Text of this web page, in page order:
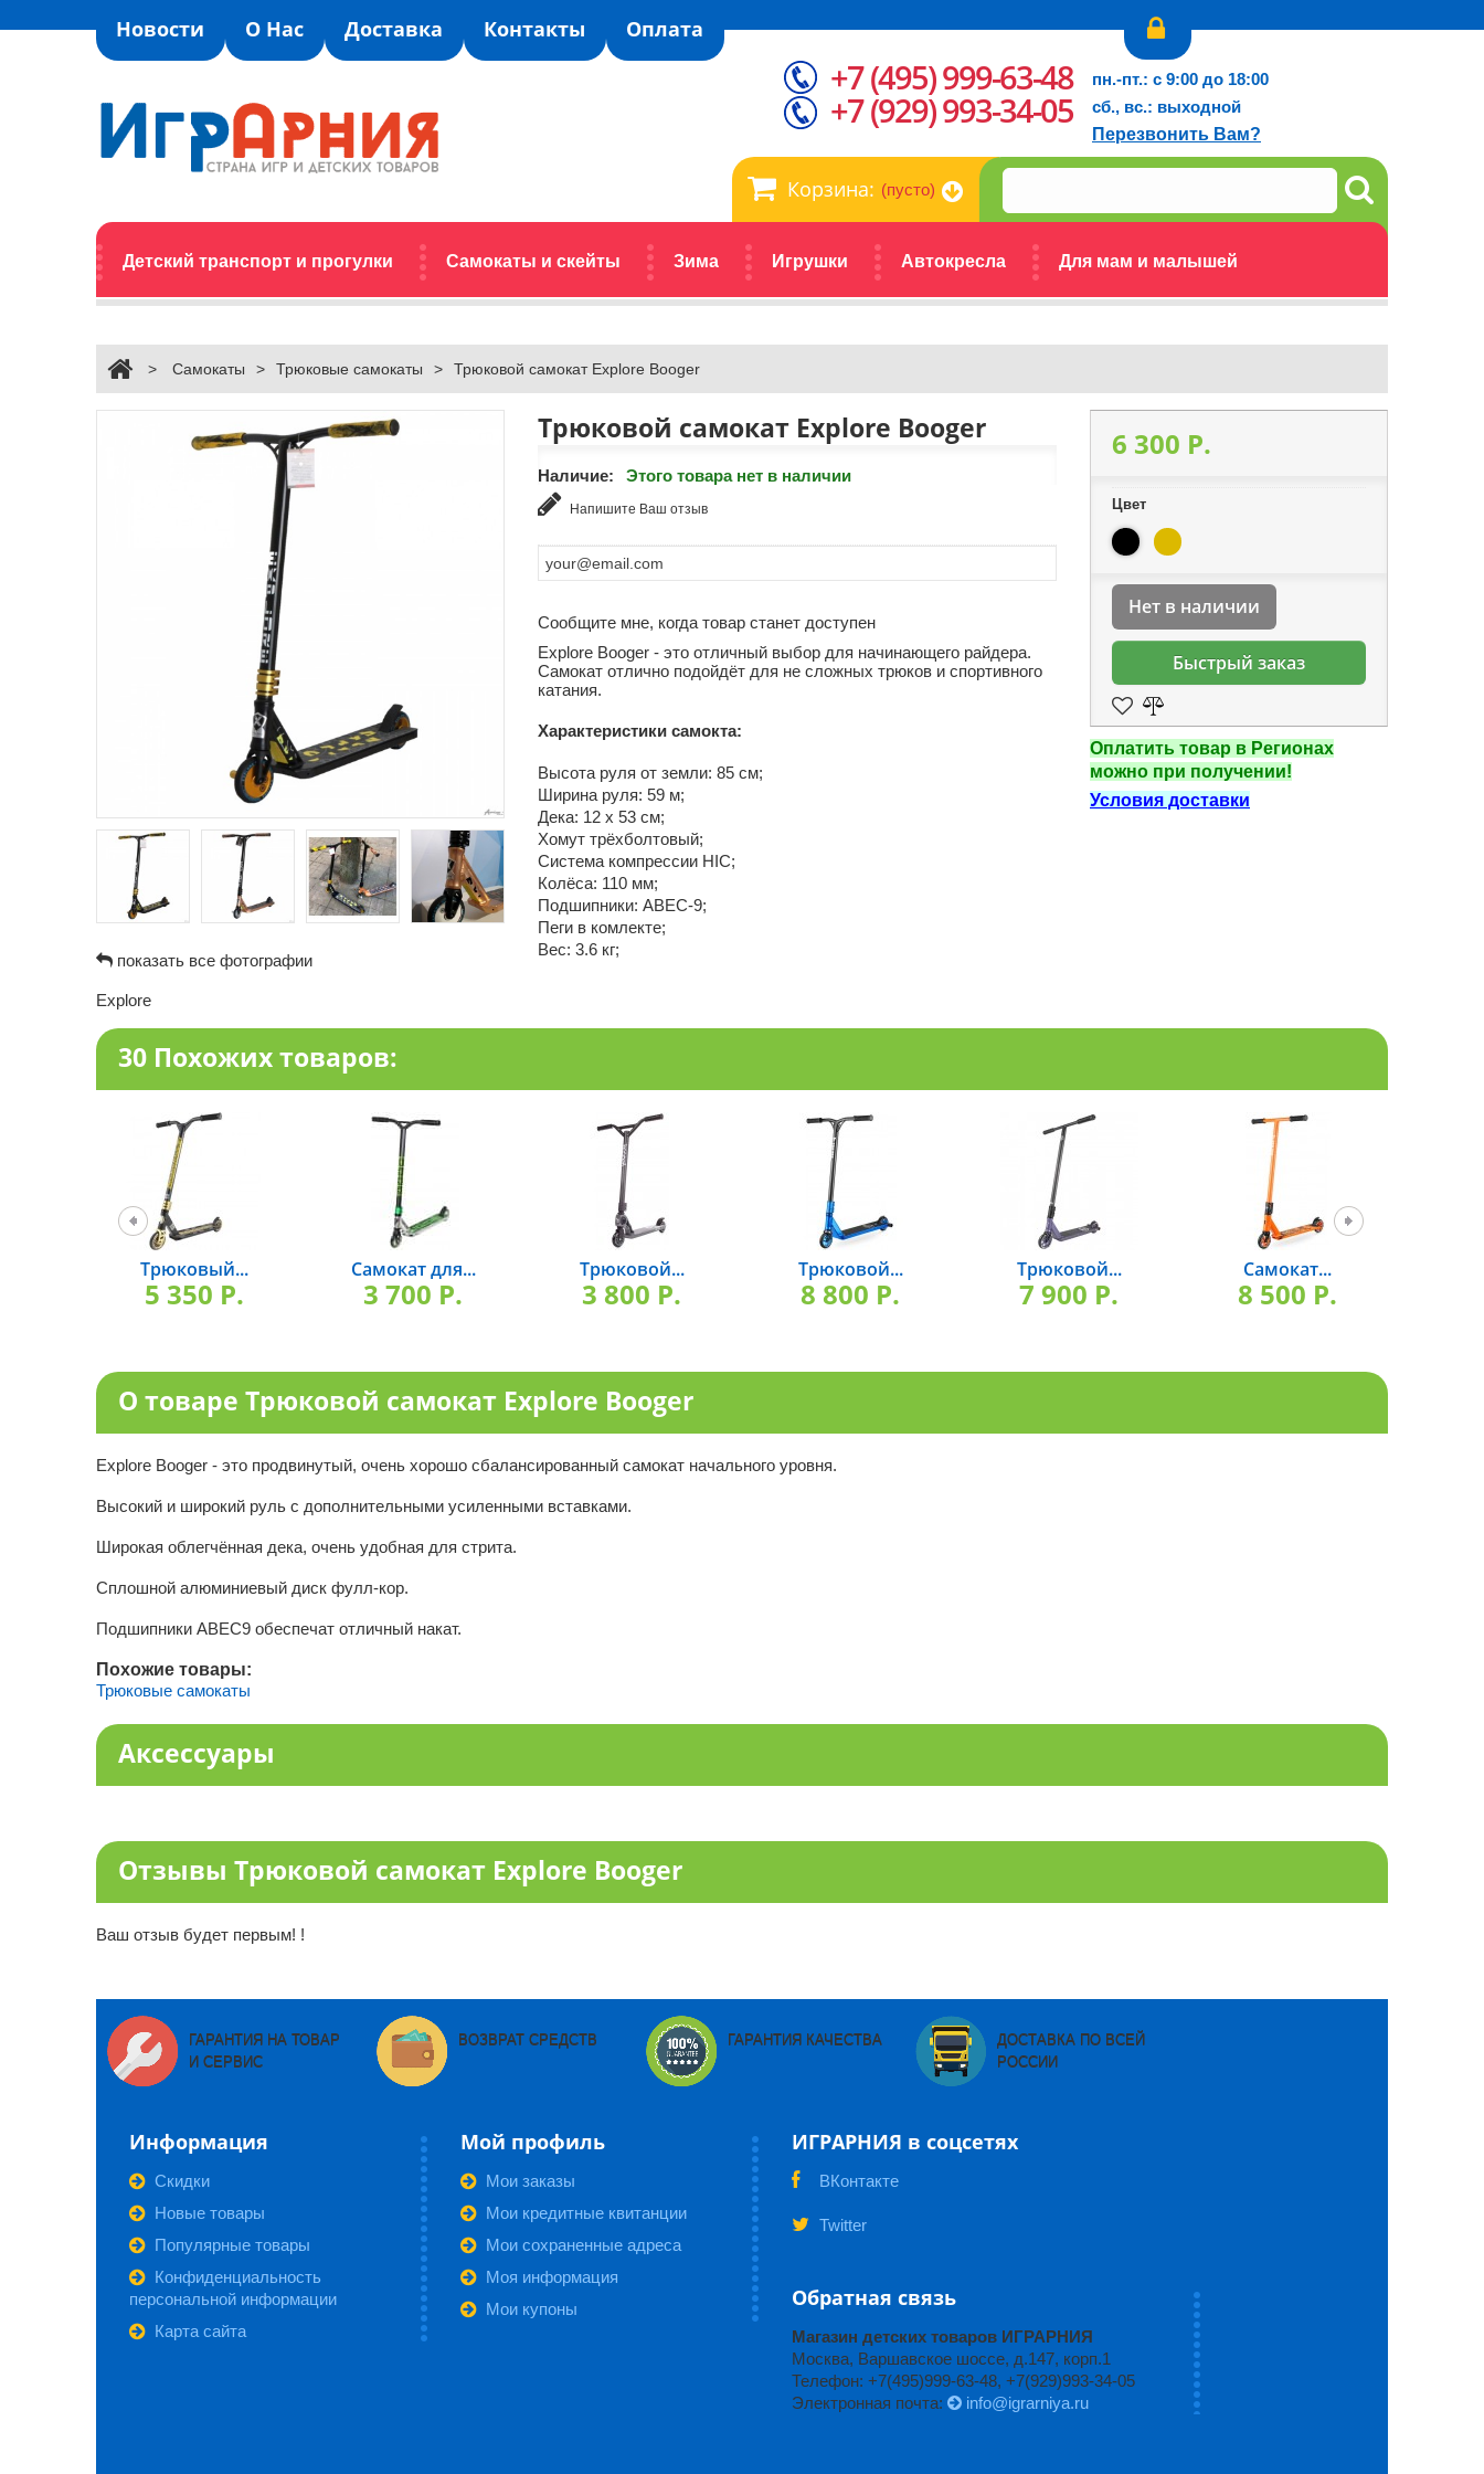
Новости О Нас Доставка Контакты Оплата
Корзина: (пусто)
Детский транспорт и прогулки Самокаты и скейты Зима Игрушки Автокресла Для мам и малышей
+7 (495) 999-63-48
+7 (929) 993-34-05
пн.-пт.: с 9:00 до 18:00
сб., вс.: выходной
Перезвонить Вам?
> Самокаты > Трюковые самокаты > Трюковой самокат Explore Booger
показать все фотографии
Explore
Трюковой самокат Explore Booger
Наличие: Этого товара нет в наличии
Напишите Ваш отзыв
Сообщите мне, когда товар станет доступен
Explore Booger - это отличный выбор для начинающего райдера.
Самокат отлично подойдёт для не сложных трюков и спортивного
катания.
Характеристики самокта:
Высота руля от земли: 85 см;
Ширина руля: 59 м;
Дека: 12 х 53 см;
Хомут трёхболтовый;
Система компрессии HIC;
Колёса: 110 мм;
Подшипники: АВЕС-9;
Пеги в комлекте;
Вес: 3.6 кг;
6 300 P.
Цвет
Нет в наличии
Быстрый заказ
Оплатить товар в Регионах
можно при получении!
Условия доставки
30 Похожих товаров:
Трюковый...
5 350 P.
Самокат для...
3 700 P.
Трюковой...
3 800 P.
Трюковой...
8 800 P.
Трюковой...
7 900 P.
Самокат...
8 500 P.
О товаре Трюковой самокат Explore Booger
Explore Booger - это продвинутый, очень хорошо сбалансированный самокат начального уровня.
Высокий и широкий руль с дополнительными усиленными вставками.
Широкая облегчённая дека, очень удобная для стрита.
Сплошной алюминиевый диск фулл-кор.
Подшипники АВЕС9 обеспечат отличный накат.
Похожие товары:
Трюковые самокаты
Аксессуары
Отзывы Трюковой самокат Explore Booger
Ваш отзыв будет первым! !
ГАРАНТИЯ НА ТОВАР
И СЕРВИС
ВОЗВРАТ СРЕДСТВ ГАРАНТИЯ КАЧЕСТВА
ДОСТАВКА ПО ВСЕЙ
РОССИИ
Информация
Скидки
Новые товары
Популярные товары
Конфиденциальность
персональной информации
Карта сайта
Мой профиль
Мои заказы
Мои кредитные квитанции
Мои сохраненные адреса
Моя информация
Мои купоны
ИГРАРНИЯ в соцсетях
ВКонтакте
Twitter
Обратная связь
Магазин детских товаров ИГРАРНИЯ
Москва, Варшавское шоссе, д.147, корп.1
Телефон: +7(495)999-63-48, +7(929)993-34-05
Электронная почта:
info@igrarniya.ru